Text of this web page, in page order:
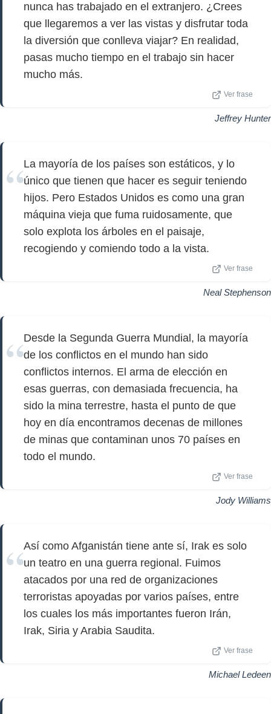
nunca has trabajado en el extranjero. ¿Crees
que llegaremos a ver las vistas y disfrutar toda
la diversión que conlleva viajar? En realidad,
pasas mucho tiempo en el trabajo sin hacer
mucho más.
Ver frase
Jeffrey Hunter
La mayoría de los países son estáticos, y lo
único que tienen que hacer es seguir teniendo
hijos. Pero Estados Unidos es como una gran
máquina vieja que fuma ruidosamente, que
solo explota los árboles en el paisaje,
recogiendo y comiendo todo a la vista.
Ver frase
Neal Stephenson
Desde la Segunda Guerra Mundial, la mayoría
de los conflictos en el mundo han sido
conflictos internos. El arma de elección en
esas guerras, con demasiada frecuencia, ha
sido la mina terrestre, hasta el punto de que
hoy en día encontramos decenas de millones
de minas que contaminan unos 70 países en
todo el mundo.
Ver frase
Jody Williams
Así como Afganistán tiene ante sí, Irak es solo
un teatro en una guerra regional. Fuimos
atacados por una red de organizaciones
terroristas apoyadas por varios países, entre
los cuales los más importantes fueron Irán,
Irak, Siria y Arabia Saudita.
Ver frase
Michael Ledeen